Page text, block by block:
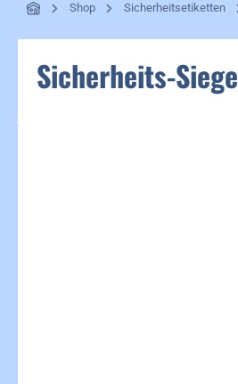
Shop Sicherheitsetiketten
Sicherheits-